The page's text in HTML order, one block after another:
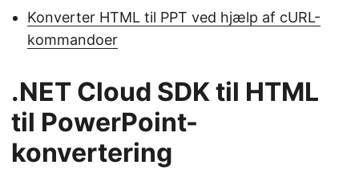
Konverter HTML til PPT ved hjælp af cURL-
kommandoer
.NET Cloud SDK til HTML
til PowerPoint-
konvertering